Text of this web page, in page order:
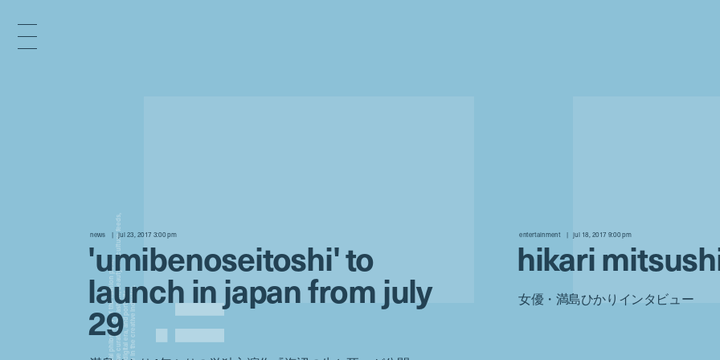
i
n
d
news jul 23, 2017 3:00 pm
'umibenoseitoshi' to
launch in japan from july
29
entertainment jul 18, 2017 9:00 pm
hikari
女優・満島ひかりインタビュー